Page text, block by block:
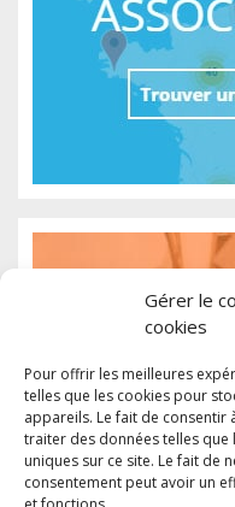
Gérer le
cookies
Pour offrir les meilleures
telles que les cookies pour
appareils. Le fait de consentir
traiter des données telles
uniques sur ce site. Le fait de
consentement peut avoir un